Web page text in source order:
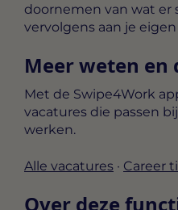
doornemen van wat er
vervolgens aan je
Meer weten
Met de Swipe4Work
vacatures die passen
werken.
Alle vacatures · Career
Over deze